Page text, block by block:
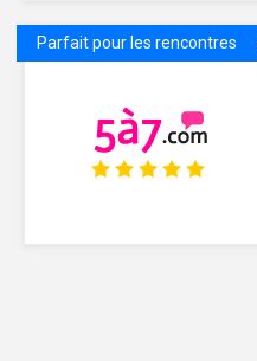
Parfait pour les rencontres